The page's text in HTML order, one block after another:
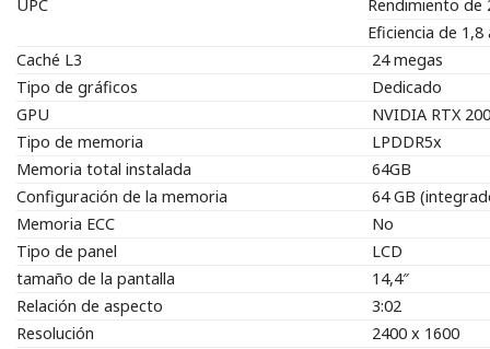
UPC
Rendimiento de
Eficiencia de 1,8
Caché L3
24 megas
Tipo de gráficos
Dedicado
GPU
NVIDIA RTX
Tipo de memoria
LPDDR5x
Memoria total instalada
64GB
Configuración de la memoria
64 GB
Memoria ECC
No
Tipo de panel
LCD
tamaño de la pantalla
14,4″
Relación de aspecto
3:02
Resolución
2400 x 1600